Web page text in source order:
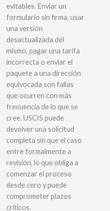
evitables. Enviar un
formulario sin firma, usar
una versión
desactualizada del
mismo, pagar una tarifa
incorrecta o enviar el
paquete a una dirección
equivocada son fallas
que ocurren con más
frecuencia de lo que se
cree. USCIS puede
devolver una solicitud
completa sin que el caso
entre formalmente a
revisión, lo que obliga a
comenzar el proceso
desde cero y puede
comprometer plazos
críticos.